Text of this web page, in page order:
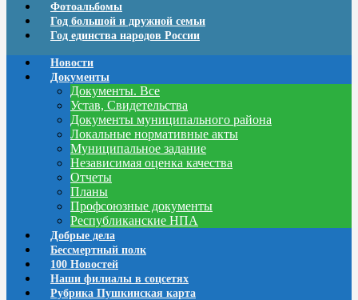
Фотоальбомы
Год большой и дружной семьи
Год единства народов России
Новости
Документы
Документы. Все
Устав, Свидетельства
Документы муниципального района
Локальные нормативные акты
Муниципальное задание
Независимая оценка качества
Отчеты
Планы
Профсоюзные документы
Республиканские НПА
Добрые дела
Бессмертный полк
100 Новостей
Наши филиалы в соцсетях
Рубрика Пушкинская карта